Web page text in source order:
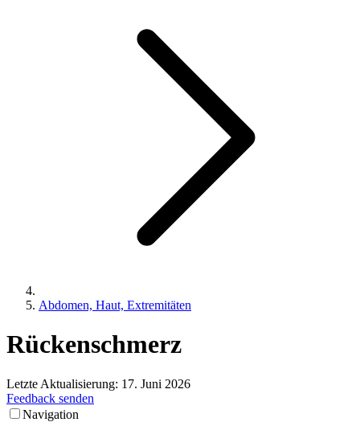
Abdomen, Haut, Extremitäten
Rückenschmerz
Letzte Aktualisierung: 17. Juni 2026
Feedback senden
Navigation